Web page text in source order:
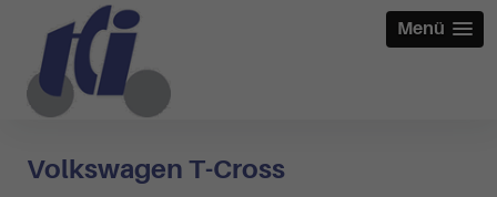
Menü
Volkswagen T-Cross